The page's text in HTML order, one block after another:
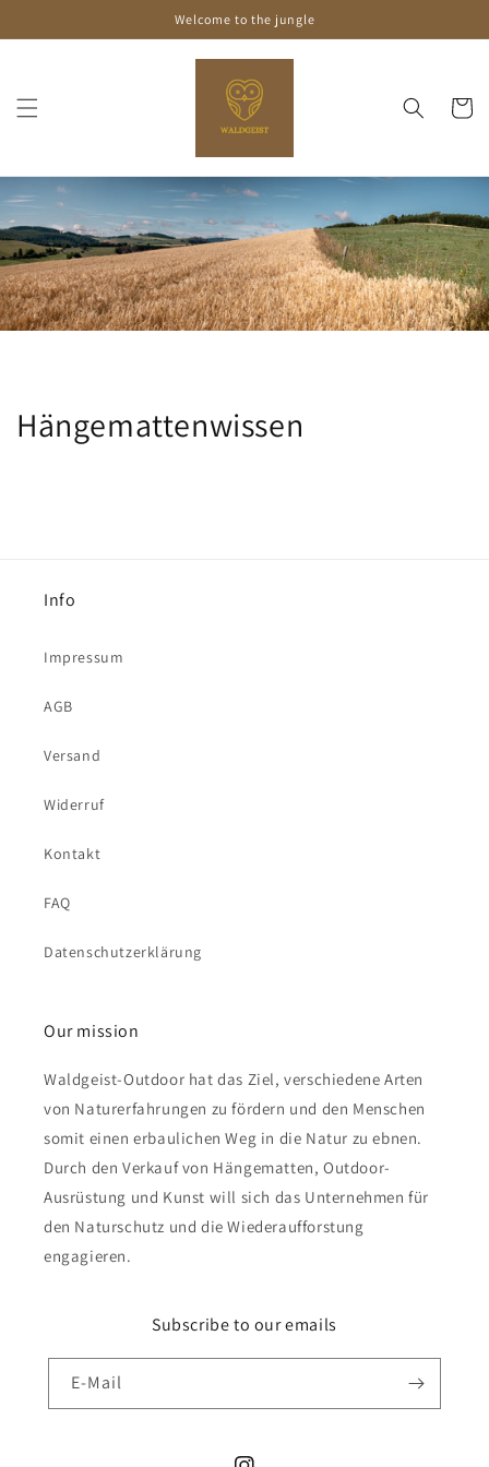
Inhalt
Welcome to the jungle
Hängemattenwissen
Info
Impressum
AGB
Versand
Widerruf
Kontakt
FAQ
Datenschutzerklärung
Our mission
Waldgeist-Outdoor hat das Ziel, verschiedene Arten
von Naturerfahrungen zu fördern und den Menschen
somit einen erbaulichen Weg in die Natur zu ebnen.
Durch den Verkauf von Hängematten, Outdoor-
Ausrüstung und Kunst will sich das Unternehmen für
den Naturschutz und die Wiederaufforstung
engagieren.
Subscribe to our emails
E-Mail